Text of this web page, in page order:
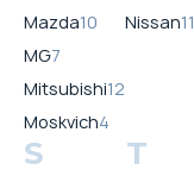
Mazda10
MG7
Mitsubishi12
Moskvich4
Nissan11
S T